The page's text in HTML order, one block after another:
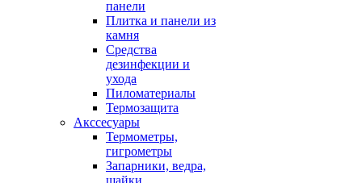
панели
Плитка и панели из
камня
Средства
дезинфекции и
ухода
Пиломатериалы
Термозащита
Аксcесуары
Термометры,
гигрометры
Запарники, ведра,
шайки